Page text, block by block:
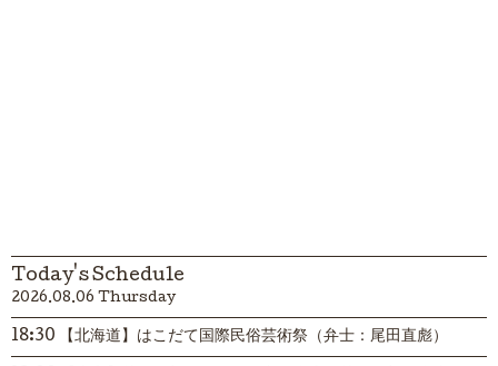
Today's Schedule
2026.08.06 Thursday
18:30 【北海道】はこだて国際民俗芸術祭（弁士：尾田直彪）